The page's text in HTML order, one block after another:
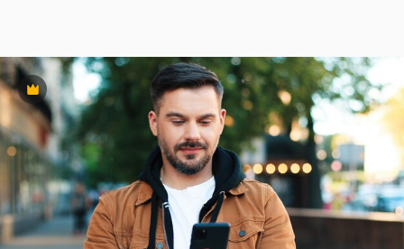
Premium